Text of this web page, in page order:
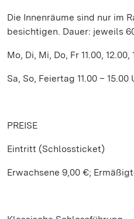
Die Innenräume sind nur im
besichtigen. Dauer: jeweils
Mo, Di, Mi, Do, Fr 11.00,
Sa, So, Feiertag 11.00 –
PREISE
Eintritt (Schlossticket)
Erwachsene 9,00 €;